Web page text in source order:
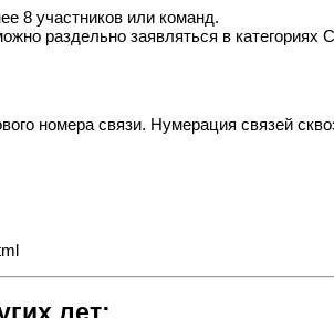
8 участников или команд.
раздельно заявляться в
номера связи. Нумерация связей